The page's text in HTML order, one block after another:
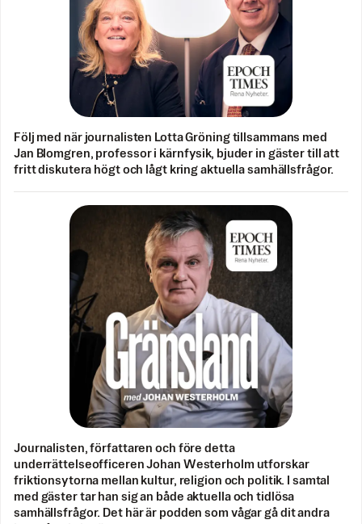
Följ med när journalisten Lotta Gröning tillsammans med
Jan Blomgren, professor i kärnfysik, bjuder in gäster till att
fritt diskutera högt och lågt kring aktuella samhällsfrågor.
Journalisten, författaren och före detta
underrättelseofficeren Johan Westerholm utforskar
friktionsytorna mellan kultur, religion och politik. I samtal
med gäster tar han sig an både aktuella och tidlösa
samhällsfrågor. Det här är podden som vågar gå dit andra